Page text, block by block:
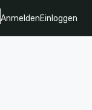
AnmeldenEinloggen